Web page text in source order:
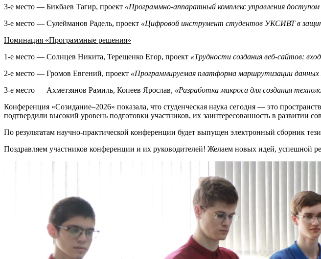
3-е место — Бикбаев Тагир, проект «Программно-аппаратный комплекс управления
3-е место — Сулейманов Радель, проект «Цифровой инструмент студентов УКСИВТ в
Номинация «Программные решения»
1-е место — Солнцев Никита, Терещенко Егор, проект «Трудности создания веб-сайтов:
2-е место — Громов Евгений, проект «Программируемая платформа маршрутизации
3-е место — Ахметзянов Рамиль, Копеев Ярослав, «Разработка макроса для создания
Конференция «Созидание–2026» показала, что студенческая наука сегодня — это
подтвердили высокий уровень подготовки участников, их заинтересованность в развитии
По результатам научно-практической конференции будет выпущен электронный сборник
Поздравляем участников конференции и их руководителей! Желаем новых идей, успешной